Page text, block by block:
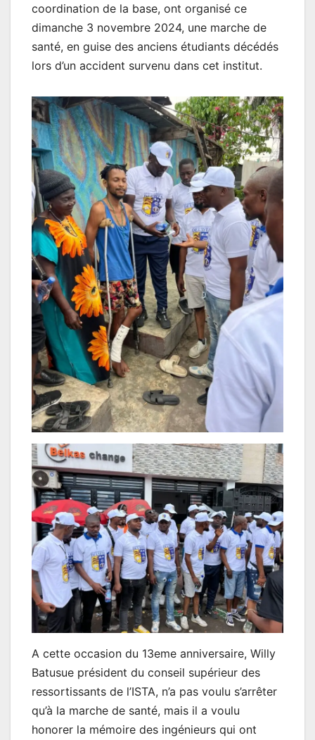
coordination de la base, ont organisé ce
dimanche 3 novembre 2024, une marche de
santé, en guise des anciens étudiants décédés
lors d’un accident survenu dans cet institut.
A cette occasion du 13eme anniversaire, Willy
Batusue président du conseil supérieur des
ressortissants de l’ISTA, n’a pas voulu s’arrêter
qu’à la marche de santé, mais il a voulu
honorer la mémoire des ingénieurs qui ont